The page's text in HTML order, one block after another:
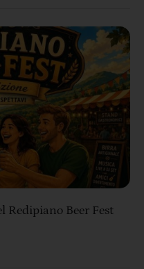
Redipiano Beer Fest